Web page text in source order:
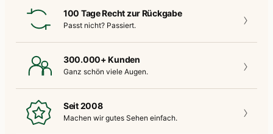
100 Tage Recht zur Rückgabe
Passt nicht? Passiert.
300.000+ Kunden
Ganz schön viele Augen.
Seit 2008
Machen wir gutes Sehen einfach.